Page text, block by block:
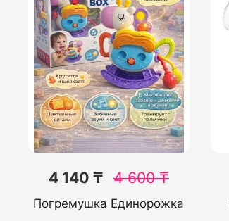
4 140 ₸ 4 600₸
Погремушка Единорожка